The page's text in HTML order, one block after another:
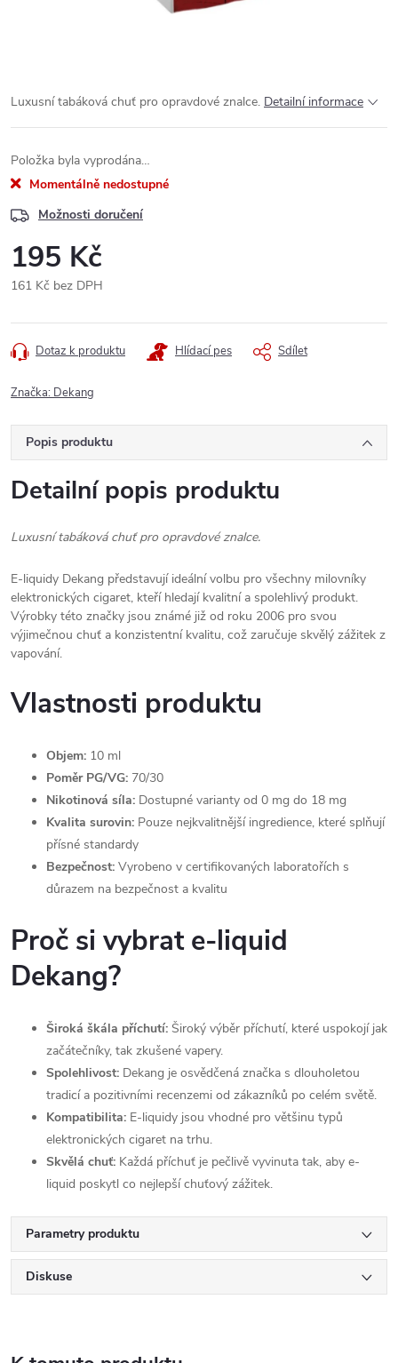
Luxusní tabáková chuť pro opravdové znalce. Detailní informace
Položka byla vyprodána…
Momentálně nedostupné
Možnosti doručení
195 Kč
161 Kč bez DPH
cena:
Dotaz k produktu Hlídací pes Sdílet
Značka: Dekang
Popis produktu
Detailní popis produktu
Luxusní tabáková chuť pro opravdové znalce.
E-liquidy Dekang představují ideální volbu pro všechny milovníky
elektronických cigaret, kteří hledají kvalitní a spolehlivý produkt.
Výrobky této značky jsou známé již od roku 2006 pro svou
výjimečnou chuť a konzistentní kvalitu, což zaručuje skvělý zážitek z
vapování.
Vlastnosti produktu
Objem: 10 ml
Poměr PG/VG: 70/30
Nikotinová síla: Dostupné varianty od 0 mg do 18 mg
Kvalita surovin: Pouze nejkvalitnější ingredience, které splňují
přísné standardy
Bezpečnost: Vyrobeno v certifikovaných laboratořích s
důrazem na bezpečnost a kvalitu
Proč si vybrat e-liquid
Dekang?
Široká škála příchutí: Široký výběr příchutí, které uspokojí jak
začátečníky, tak zkušené vapery.
Spolehlivost: Dekang je osvědčená značka s dlouholetou
tradicí a pozitivními recenzemi od zákazníků po celém světě.
Kompatibilita: E-liquidy jsou vhodné pro většinu typů
elektronických cigaret na trhu.
Skvělá chuť: Každá příchuť je pečlivě vyvinuta tak, aby e-
liquid poskytl co nejlepší chuťový zážitek.
Parametry produktu
Diskuse